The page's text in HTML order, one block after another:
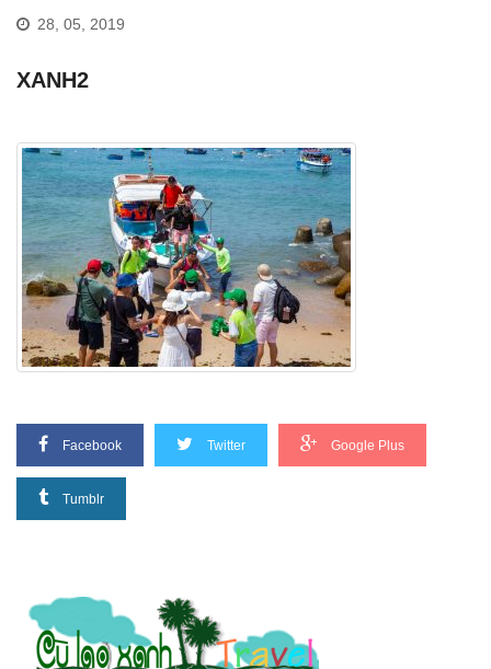
28, 05, 2019
XANH2
Facebook Twitter Google Plus
Tumblr